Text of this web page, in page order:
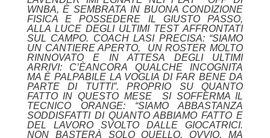
WNBA, È SEMBRATA IN BUONA CONDIZIONE
FISICA E POSSEDERE IL GIUSTO PASSO,
ALLA LUCE DEGLI ULTIMI TEST AFFRONTATI
SUL CAMPO. COACH LASI PRECISA: “SIAMO
UN CANTIERE APERTO, UN ROSTER MOLTO
RINNOVATO E IN ATTESA DEGLI ULTIMI
ARRIVI: C’ÈANCORA QUALCHE INCOGNITA
MA È PALPABILE LA VOGLIA DI FAR BENE DA
PARTE DI TUTTI”. PROPRIO SU QUANTO
FATTO IN QUESTO MESE SI SOFFERMA IL
TECNICO ORANGE: “SIAMO ABBASTANZA
SODDISFATTI DI QUANTO ABBIAMO FATTO E
DEL LAVORO SVOLTO DALLE GIOCATRICI.
NON BASTERÀ SOLO QUELLO, OVVIO, MA